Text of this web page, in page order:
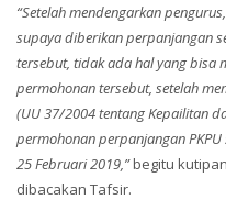
“Setelah mendengarkan
supaya diberikan perpanjangan
tersebut, tidak ada hal yang bisa
permohonan tersebut, setelah
(UU 37/2004 tentang Kepailitan
permohonan perpanjangan
25 Februari 2019,”begitu
dibacakan Tafsir.